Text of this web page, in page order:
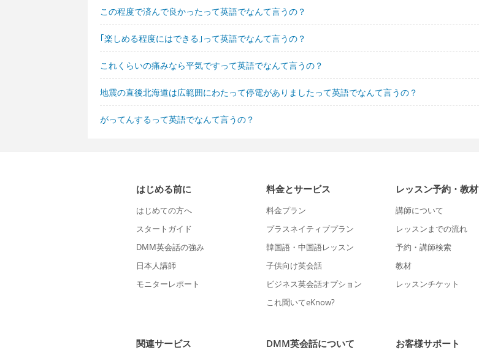
この程度で済んで良かったって英語でなんて言うの？
｢楽しめる程度にはできる｣って英語でなんて言うの？
これくらいの痛みなら平気ですって英語でなんて言うの？
地震の直後北海道は広範囲にわたって停電がありましたって英語でなんて言うの？
がってんするって英語でなんて言うの？
はじめる前に
はじめての方へ
スタートガイド
DMM英会話の強み
日本人講師
モニターレポート
料金とサービス
料金プラン
プラスネイティブプラン
韓国語・中国語レッスン
子供向け英会話
ビジネス英会話オプション
これ聞いてeKnow?
レッスン予約・教材
講師について
レッスンまでの流れ
予約・講師検索
教材
レッスンチケット
関連サービス DMM英会話について お客様サポート